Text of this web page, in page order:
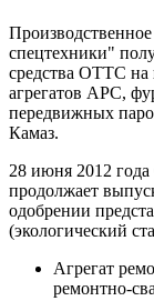
спецтехники"
средства ОТТС на
агрегатов АРС,
передвижных
Камаз.
28 июня 2012
продолжает
одобрении
(экологический
Агрегат
ремонтно-